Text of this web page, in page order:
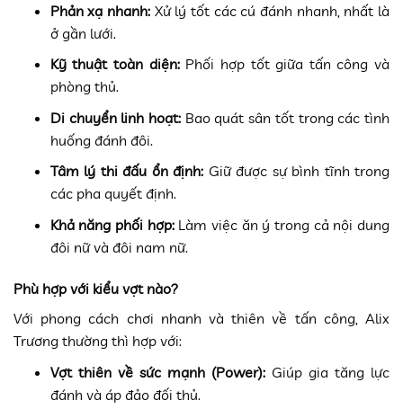
Phản xạ nhanh: Xử lý tốt các cú đánh nhanh, nhất là
ở gần lưới.
Kỹ thuật toàn diện: Phối hợp tốt giữa tấn công và
phòng thủ.
Di chuyển linh hoạt: Bao quát sân tốt trong các tình
huống đánh đôi.
Tâm lý thi đấu ổn định: Giữ được sự bình tĩnh trong
các pha quyết định.
Khả năng phối hợp: Làm việc ăn ý trong cả nội dung
đôi nữ và đôi nam nữ.
Phù hợp với kiểu vợt nào?
Với phong cách chơi nhanh và thiên về tấn công, Alix
Trương thường thì hợp với:
Vợt thiên về sức mạnh (Power): Giúp gia tăng lực
đánh và áp đảo đối thủ.